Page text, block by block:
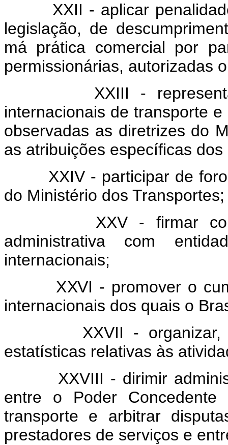
XXII - aplicar
legislação, de
má prática comercial por
permissionárias, autorizadas
XXIII - representar o
internacionais de transporte
observadas as diretrizes do
as atribuições específicas
XXIV - participar de foros
do Ministério dos Transportes;
XXV - firmar
administrativa com
internacionais;
XXVI - promover o
internacionais dos quais o
XXVII - organizar,
estatísticas relativas às
XXVIII - dirimir
entre o Poder
transporte e arbitrar
prestadores de serviços e